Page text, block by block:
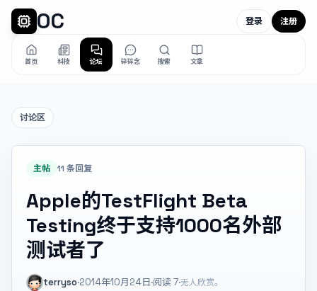
OC
首页 科技 论坛 碎碎念 搜索 文章
登录 注册
讨论区
主帖 11 条回复
Apple的TestFlight Beta
Testing终于支持1000名外部
测试者了
terryso·2014年10月24日·阅读 7·无人欣赏。